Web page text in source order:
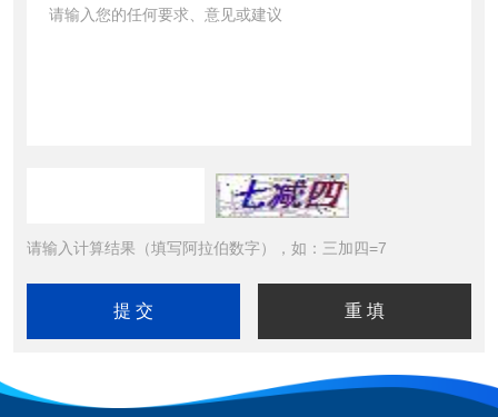
请输入计算结果（填写阿拉伯数字），如：三加四=7